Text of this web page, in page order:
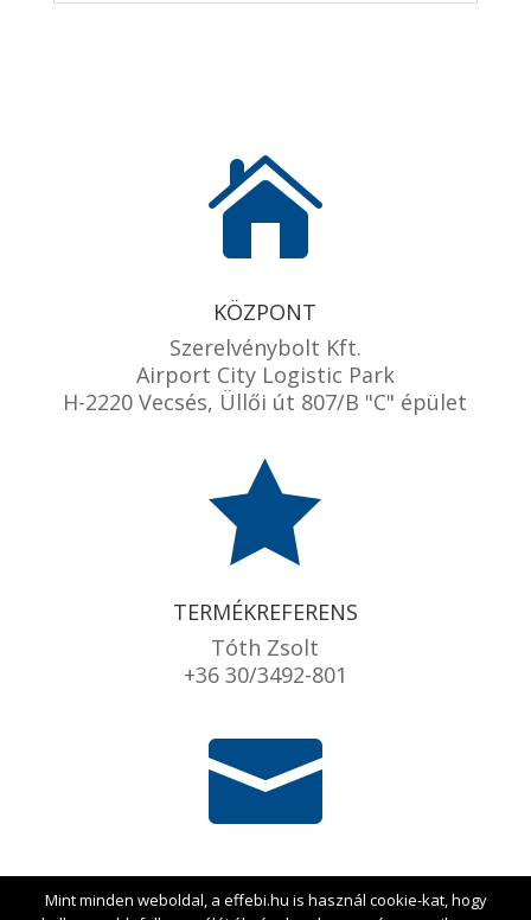

KÖZPONT
Szerelvénybolt Kft.
Airport City Logistic Park
H-2220 Vecsés, Üllői út 807/B "C" épület

TERMÉKREFERENS
Tóth Zsolt
+36 30/3492-801

EMAIL
Mint minden weboldal, a effebi.hu is használ cookie-kat, hogy